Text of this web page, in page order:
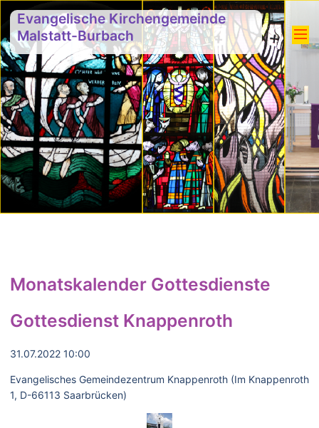
Evangelische Kirchengemeinde
Malstatt-Burbach
Monatskalender Gottesdienste
Gottesdienst Knappenroth
31.07.2022 10:00
Evangelisches Gemeindezentrum Knappenroth (Im Knappenroth
1, D-66113 Saarbrücken)